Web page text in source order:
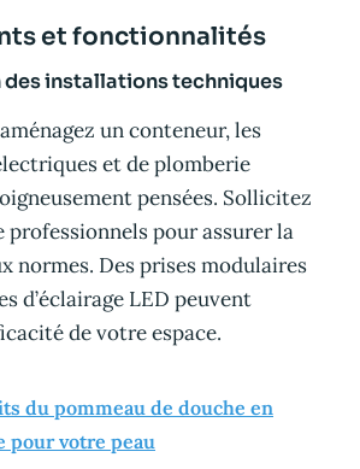
et fonctionnalités
installations techniques
un conteneur, les
et de plomberie
pensées. Sollicitez
professionnels pour assurer la
normes. Des prises modulaires
d’éclairage LED peuvent
de votre espace.
du pommeau de douche en
pour votre peau